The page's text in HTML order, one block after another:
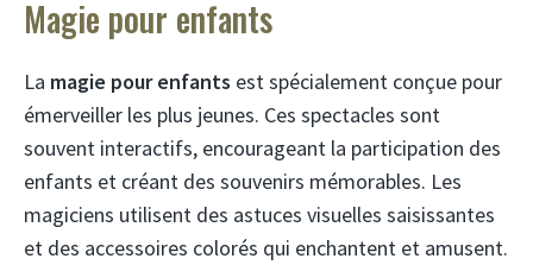
Magie pour enfants
La magie pour enfants est spécialement conçue pour
émerveiller les plus jeunes. Ces spectacles sont
souvent interactifs, encourageant la participation des
enfants et créant des souvenirs mémorables. Les
magiciens utilisent des astuces visuelles saisissantes
et des accessoires colorés qui enchantent et amusent.